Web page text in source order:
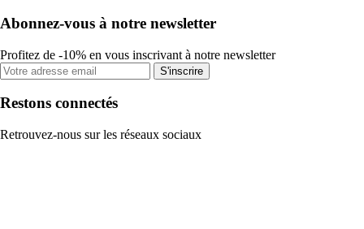
Abonnez-vous à notre newsletter
Profitez de -10% en vous inscrivant à notre newsletter
S'inscrire
Restons connectés
Retrouvez-nous sur les réseaux sociaux